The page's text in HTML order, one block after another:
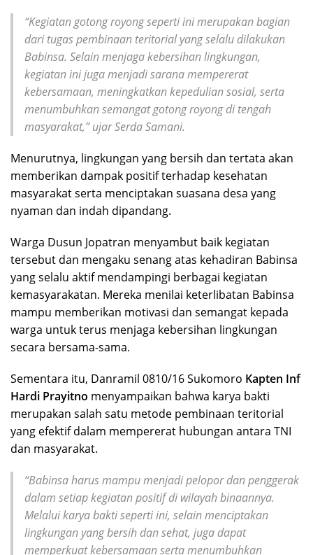
“Kegiatan gotong royong seperti ini merupakan bagian
dari tugas pembinaan teritorial yang selalu dilakukan
Babinsa. Selain menjaga kebersihan lingkungan,
kegiatan ini juga menjadi sarana mempererat
kebersamaan, meningkatkan kepedulian sosial, serta
menumbuhkan semangat gotong royong di tengah
masyarakat,” ujar Serda Samani.
Menurutnya, lingkungan yang bersih dan tertata akan
memberikan dampak positif terhadap kesehatan
masyarakat serta menciptakan suasana desa yang
nyaman dan indah dipandang.
Warga Dusun Jopatran menyambut baik kegiatan
tersebut dan mengaku senang atas kehadiran Babinsa
yang selalu aktif mendampingi berbagai kegiatan
kemasyarakatan. Mereka menilai keterlibatan Babinsa
mampu memberikan motivasi dan semangat kepada
warga untuk terus menjaga kebersihan lingkungan
secara bersama-sama.
Sementara itu, Danramil 0810/16 Sukomoro Kapten Inf
Hardi Prayitno menyampaikan bahwa karya bakti
merupakan salah satu metode pembinaan teritorial
yang efektif dalam mempererat hubungan antara TNI
dan masyarakat.
“Babinsa harus mampu menjadi pelopor dan penggerak
dalam setiap kegiatan positif di wilayah binaannya.
Melalui karya bakti seperti ini, selain menciptakan
lingkungan yang bersih dan sehat, juga dapat
memperkuat kebersamaan serta menumbuhkan